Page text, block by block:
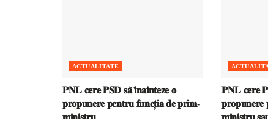
ACTUALITATE
𝐏𝐍𝐋 𝐜𝐞𝐫𝐞 𝐏𝐒𝐃 𝐬𝐚̆ 𝐢̂𝐧𝐚𝐢𝐧𝐭𝐞𝐳𝐞 𝐨
𝐩𝐫𝐨𝐩𝐮𝐧𝐞𝐫𝐞 𝐩𝐞𝐧𝐭𝐫𝐮 𝐟𝐮𝐧𝐜𝐭̦𝐢𝐚 𝐝𝐞 𝐩𝐫𝐢𝐦-
𝐦𝐢𝐧𝐢𝐬𝐭𝐫𝐮
𝐏𝐍𝐋 𝐜𝐞𝐫𝐞
𝐩𝐫𝐨𝐩𝐮𝐧𝐞𝐫𝐞
𝐦𝐢𝐧𝐢𝐬𝐭𝐫𝐮